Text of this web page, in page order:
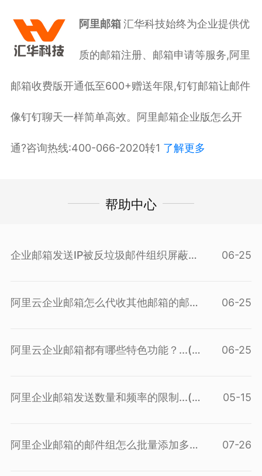
阿里邮箱汇华科技始终为企业提供优
质的邮箱注册、邮箱申请等服务,阿里
邮箱收费版开通低至600+赠送年限,钉钉邮箱让邮件
像钉钉聊天一样简单高效。阿里邮箱企业版怎么开
通?咨询热线:400-066-2020转1 了解更多
帮助中心
企业邮箱发送IP被反垃圾邮件组织屏蔽
后...(查看问答)
06-25
阿里云企业邮箱怎么代收其他邮箱的邮
件...(查看问答)
06-25
阿里云企业邮箱都有哪些特色功能？...(
查看问答)
06-25
阿里企业邮箱发送数量和频率的限制...(
查看问答)
05-15
阿里企业邮箱的邮件组怎么批量添加多 07-26